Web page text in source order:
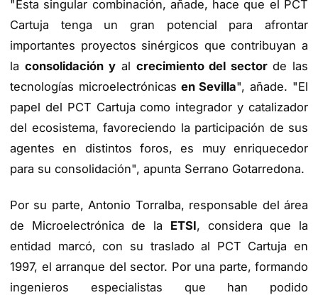
"Esta singular combinación, añade, hace que el PCT
Cartuja tenga un gran potencial para afrontar
importantes proyectos sinérgicos que contribuyan a
la consolidación yal crecimiento del sectorde las
tecnologías microelectrónicas en Sevilla", añade. "El
papel del PCT Cartuja como integrador y catalizador
del ecosistema, favoreciendo la participación de sus
agentes en distintos foros, es muy enriquecedor
para su consolidación", apunta Serrano Gotarredona.
Por su parte, Antonio Torralba, responsable del área
de Microelectrónica de la ETSI, considera que la
entidad marcó, con su traslado al PCT Cartuja en
1997, el arranque del sector. Por una parte, formando
ingenieros especialistas que han podido